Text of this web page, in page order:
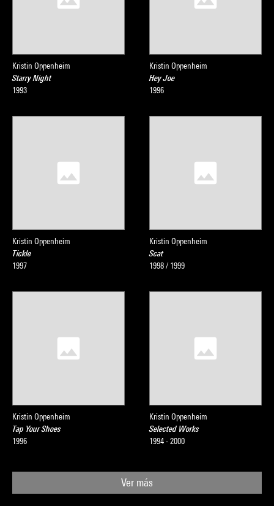
Kristin Oppenheim
Starry Night
1993
Kristin Oppenheim
Hey Joe
1996
Kristin Oppenheim
Tickle
1997
Kristin Oppenheim
Scat
1998 / 1999
Kristin Oppenheim
Tap Your Shoes
1996
Kristin Oppenheim
Selected Works
1994 - 2000
Ver más